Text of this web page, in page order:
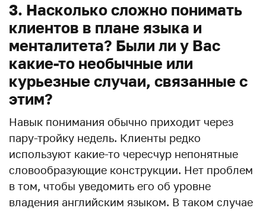
3. Насколько сложно понимать
клиентов в плане языка и
менталитета? Были ли у Вас
какие-то необычные или
курьезные случаи, связанные с
этим?
Навык понимания обычно приходит через
пару-тройку недель. Клиенты редко
используют какие-то чересчур непонятные
словообразующие конструкции. Нет проблем
в том, чтобы уведомить его об уровне
владения английским языком. В таком случае